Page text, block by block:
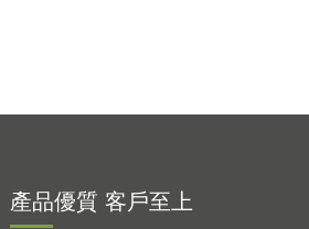
產品優質 客戶至上